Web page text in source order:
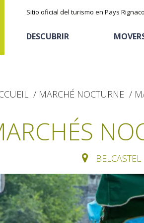
Sitio oficial del turismo en Pays
DESCUBRIR
naturales
El sendero etno-botanico en Ségala
"Al travers"
Actividades
Casas de huéspedes
Descubrimiento del
MARCHÉ NOCTURNE
BELCASTEL